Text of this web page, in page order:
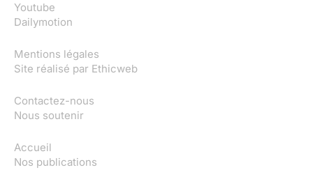
Youtube
Dailymotion
Mentions légales
Site réalisé par Ethicweb
Contactez-nous
Nous soutenir
Accueil
Nos publications